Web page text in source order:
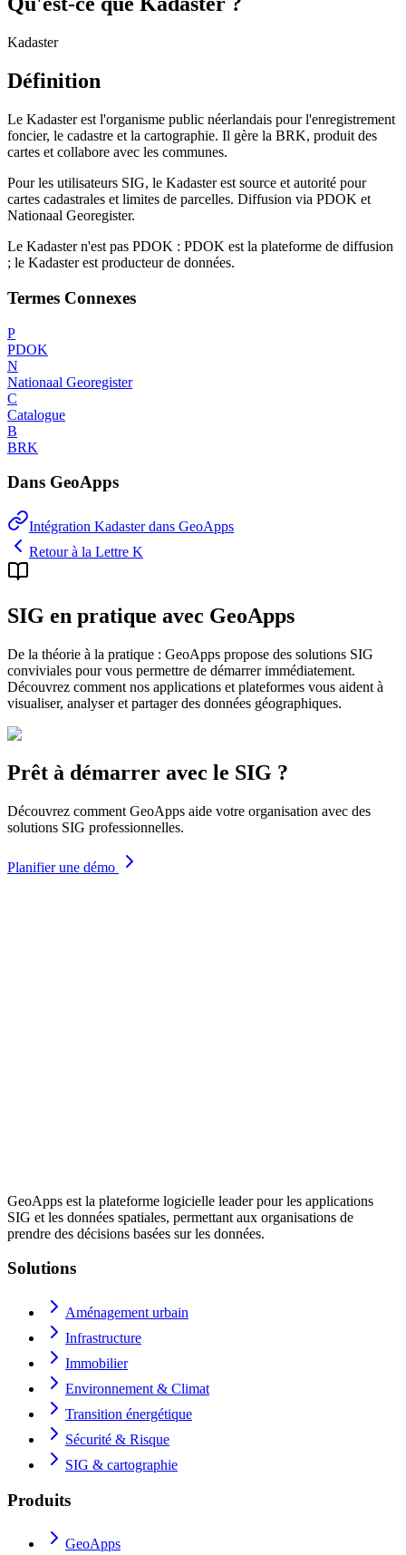
Kadaster
Définition
Le Kadaster est l'organisme public néerlandais pour l'enregistrement
foncier, le cadastre et la cartographie. Il gère la BRK, produit des
cartes et collabore avec les communes.
Pour les utilisateurs SIG, le Kadaster est source et autorité pour
cartes cadastrales et limites de parcelles. Diffusion via PDOK et
Nationaal Georegister.
Le Kadaster n'est pas PDOK : PDOK est la plateforme de diffusion
; le Kadaster est producteur de données.
Termes Connexes
P
PDOK
N
Nationaal Georegister
C
Catalogue
B
BRK
Dans GeoApps
Intégration Kadaster dans GeoApps
Retour à la Lettre K
SIG en pratique avec GeoApps
De la théorie à la pratique : GeoApps propose des solutions SIG
conviviales pour vous permettre de démarrer immédiatement.
Découvrez comment nos applications et plateformes vous aident à
visualiser, analyser et partager des données géographiques.
Prêt à démarrer avec le SIG ?
Découvrez comment GeoApps aide votre organisation avec des
solutions SIG professionnelles.
Planifier une démo
GeoApps est la plateforme logicielle leader pour les applications
SIG et les données spatiales, permettant aux organisations de
prendre des décisions basées sur les données.
Solutions
Aménagement urbain
Infrastructure
Immobilier
Environnement & Climat
Transition énergétique
Sécurité & Risque
SIG & cartographie
Produits
GeoApps